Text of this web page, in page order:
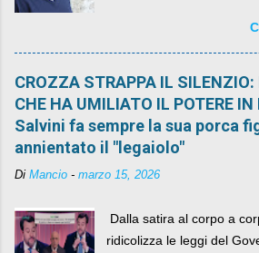
quelli che si auspicavano
CROZZA STRAPPA IL SILENZIO:
CHE HA UMILIATO IL POTERE IN
Salvini fa sempre la sua porca
annientato il "legaiolo"
Di Mancio - marzo 15, 2026
Dalla satira al corpo a
ridicolizza le leggi del